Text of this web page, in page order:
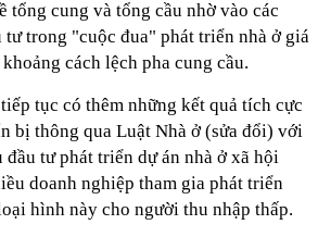
tổng cung và tổng cầu nhờ vào các
tư trong "cuộc đua" phát triển nhà ở giá
cách lệch pha cung cầu.
tục có thêm những kết quả tích cực
bị thông qua Luật Nhà ở (sửa đổi) với
tư phát triển dự án nhà ở xã hội
doanh nghiệp tham gia phát triển
hình này cho người thu nhập thấp.